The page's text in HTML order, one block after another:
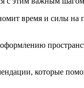
время и силы на
которые